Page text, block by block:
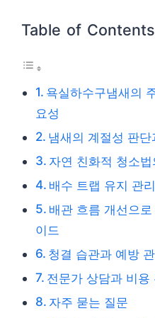
Table of Contents
욕실하수구냄새의
요성
냄새의 계절성 판
자연 친화적 청소
배수 트랩 유지 관
배관 흐름 개선으
이드
청결 습관과 예방
전문가 상담과 비용
자주 묻는 질문